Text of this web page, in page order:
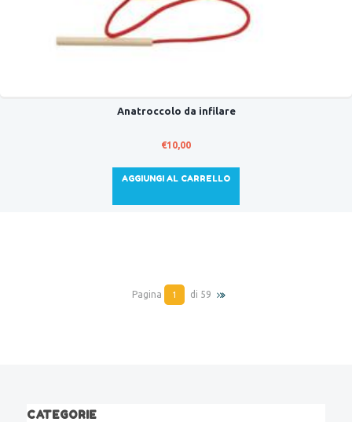
Anatroccolo da infilare
€10,00
AGGIUNGI AL CARRELLO
Pagina di 59
CATEGORIE